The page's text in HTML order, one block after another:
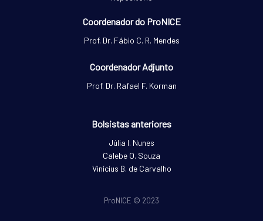
Coordenador do ProNICE
Prof. Dr. Fábio C. R. Mendes
Coordenador Adjunto
Prof. Dr. Rafael F. Korman
Bolsistas anteriores
Júlia I. Nunes
Calebe O. Souza
Vinícius B. de Carvalho
ProNICE © 2023